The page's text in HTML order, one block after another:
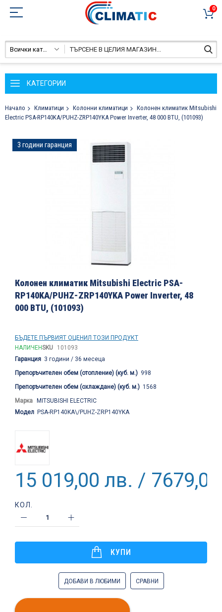
0
Всички категории
КАТЕГОРИИ
Начало Климатици Колонни климатици
Колонен климатик Mitsubishi
Electric PSA-RP140KA/PUHZ-ZRP140YKA Power Inverter, 48 000 BTU, (101093)
Преминете
към
3 години гаранция
към
на
галерия
Колонен климатик Mitsubishi Electric PSA-
RP140KA/PUHZ-ZRP140YKA Power Inverter, 48
000 BTU, (101093)
БЪДЕТЕ ПЪРВИЯТ ОЦЕНИЛ ТОЗИ ПРОДУКТ
НАЛИЧЕНSKU
101093
Гаранция 3 години / 36 месеца
Препоръчителен обем (отопление) (куб. м.) 998
Препоръчителен обем (охлаждане) (куб. м.) 1568
Марка MITSUBISHI ELECTRIC
Модел PSA-RP140KA\/PUHZ-ZRP140YKA
15 019,00 лв. /
КОЛ.
КУПИ
ДОБАВИ В ЛЮБИМИ СРАВНИ